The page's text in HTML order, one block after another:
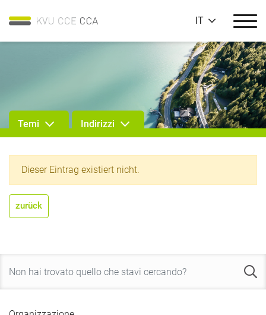
IT
Temi Indirizzi
Dieser Eintrag existiert nicht.
zurück